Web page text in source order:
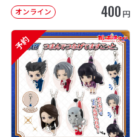
オンライン 400 円
予約